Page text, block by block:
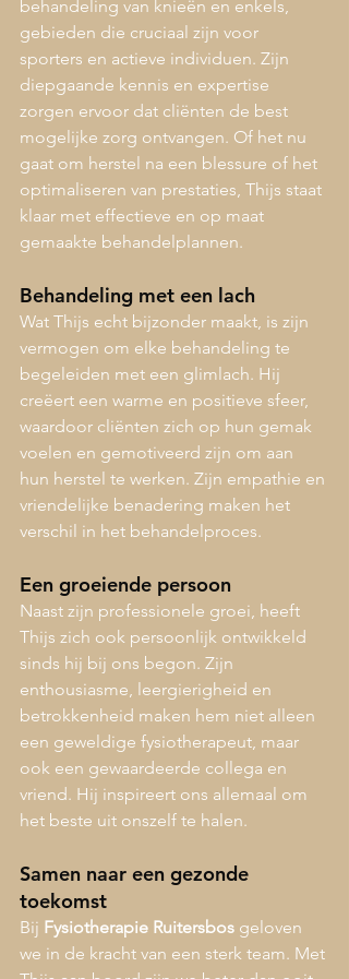
behandeling van knieën en enkels,
gebieden die cruciaal zijn voor
sporters en actieve individuen. Zijn
diepgaande kennis en expertise
zorgen ervoor dat cliënten de best
mogelijke zorg ontvangen. Of het nu
gaat om herstel na een blessure of het
optimaliseren van prestaties, Thijs staat
klaar met effectieve en op maat
gemaakte behandelplannen.
Behandeling met een lach
Wat Thijs echt bijzonder maakt, is zijn
vermogen om elke behandeling te
begeleiden met een glimlach. Hij
creëert een warme en positieve sfeer,
waardoor cliënten zich op hun gemak
voelen en gemotiveerd zijn om aan
hun herstel te werken. Zijn empathie en
vriendelijke benadering maken het
verschil in het behandelproces.
Een groeiende persoon
Naast zijn professionele groei, heeft
Thijs zich ook persoonlijk ontwikkeld
sinds hij bij ons begon. Zijn
enthousiasme, leergierigheid en
betrokkenheid maken hem niet alleen
een geweldige fysiotherapeut, maar
ook een gewaardeerde collega en
vriend. Hij inspireert ons allemaal om
het beste uit onszelf te halen.
Samen naar een gezonde
toekomst
Bij Fysiotherapie Ruitersbos geloven
we in de kracht van een sterk team. Met